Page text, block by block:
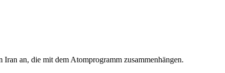
an, die mit dem Atomprogramm zusammenhängen.